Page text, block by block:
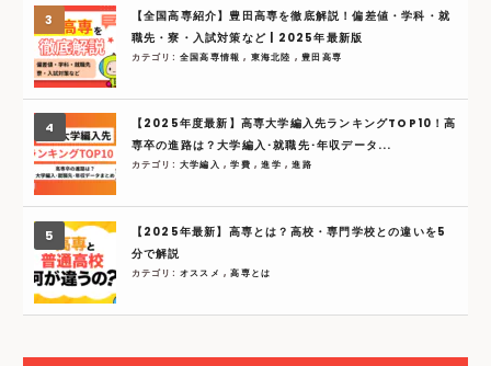
【全国高専紹介】豊田高専を徹底解説！偏差値・学科・就
職先・寮・入試対策など | 2025年最新版
カテゴリ: 全国高専情報, 東海北陸 ,豊田高専
【2025年度最新】高専大学編入先ランキングTOP10！高
専卒の進路は？大学編入･就職先･年収データ...
カテゴリ: 大学編入 ,学費 ,進学 ,進路
【2025年最新】高専とは？高校・専門学校との違いを5
分で解説
カテゴリ: オススメ ,高専とは